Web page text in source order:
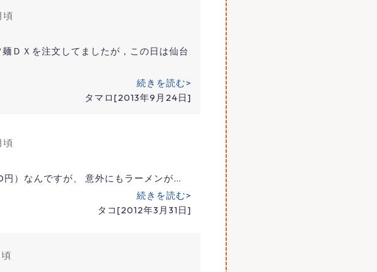
頃
ＤＸを注文してましたが，この日は仙台
続きを読む>
タマロ[2013年9月24日]
頃
）なんですが、 意外にもラーメンが…
続きを読む>
タコ[2012年3月31日]